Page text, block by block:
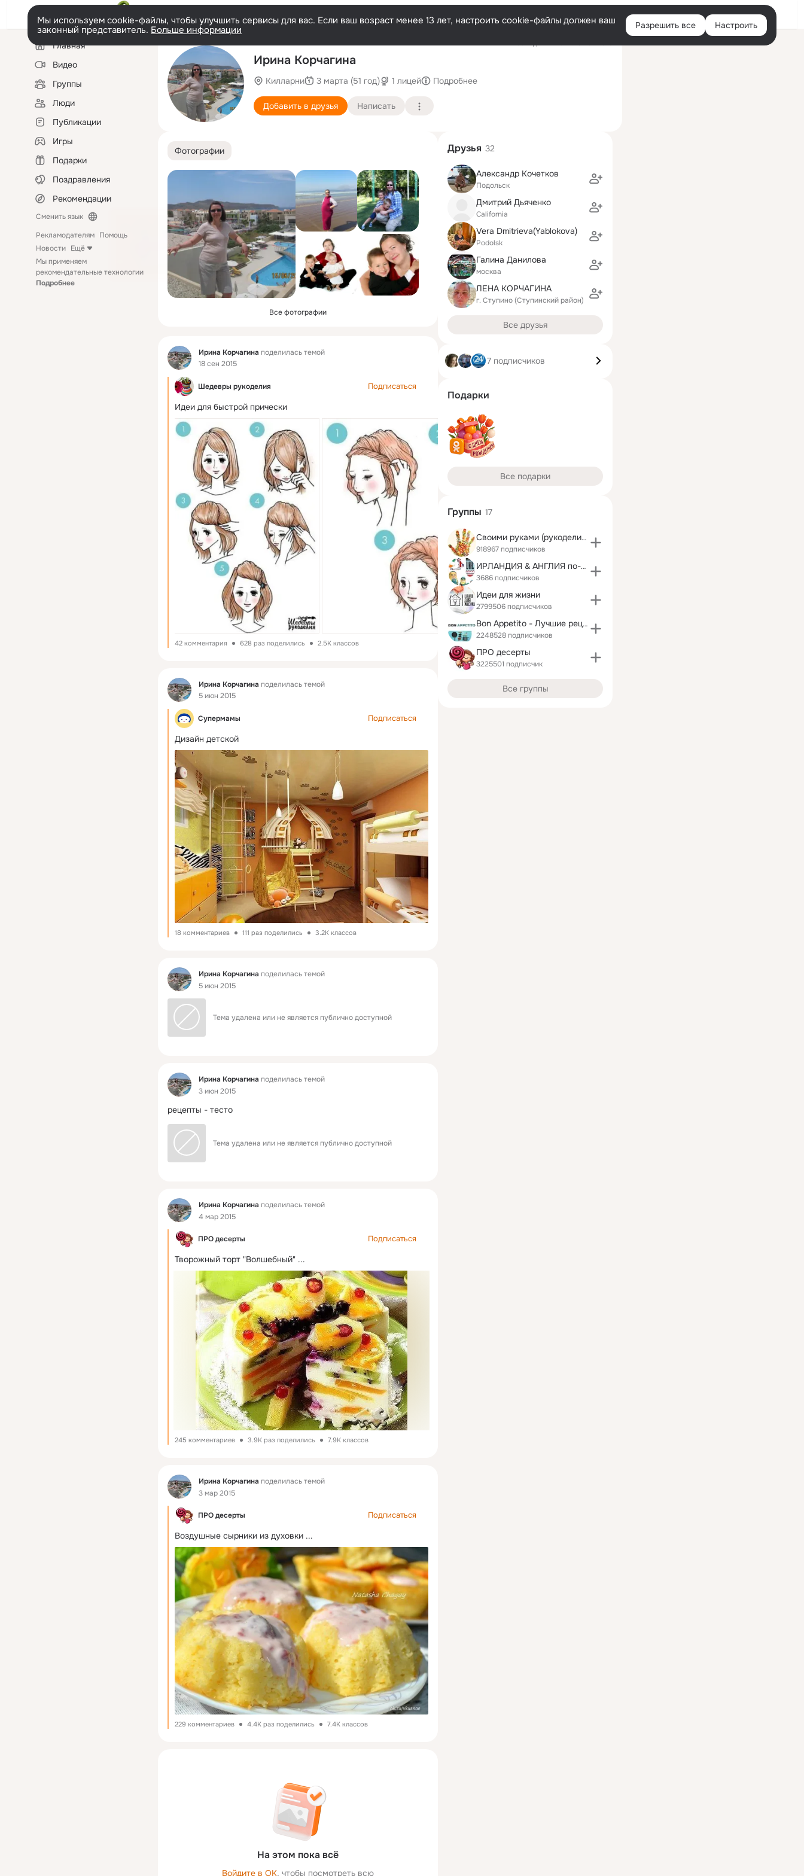
Войти
Мы используем cookie-файлы, чтобы улучшить сервисы для вас. Если ваш возраст менее 13 лет, настроить cookie-файлы должен ваш
законный представитель. Больше информации Разрешить все Настроить
Левая
колонкаГлавная
Видео
Группы
Люди
Публикации
Игры
Подарки
Поздравления
Рекомендации
Сменить язык
Рекламодателям Помощь
Новости Ещё
Мы применяем
рекомендательные технологии
Подробнее
Ирина Корчагина
Килларни 3 марта (51 год) 1 лицей Подробнее
Добавить в друзья Написать
Фотографии
Все фотографии
Фид Ирина Корчагина поделилась темой
18 сен 2015
Шедевры рукоделия Подписаться
Идеи для быстрой прически
42 комментария 628 раз поделились 2.5K классов
Фид Ирина Корчагина поделилась темой
5 июн 2015
Супермамы Подписаться
Дизайн детской
18 комментариев 111 раз поделились 3.2K классов
Фид Ирина Корчагина поделилась темой
5 июн 2015
Тема удалена или не является публично доступной
Фид Ирина Корчагина поделилась темой
3 июн 2015
рецепты - тесто
Тема удалена или не является публично доступной
Фид Ирина Корчагина поделилась темой
4 мар 2015
ПРО десерты Подписаться
Творожный торт "Волшебный" ...
245 комментариев 3.9K раз поделились 7.9K классов
Фид Ирина Корчагина поделилась темой
3 мар 2015
ПРО десерты Подписаться
Воздушные сырники из духовки ...
229 комментариев 4.4K раз поделились 7.4K классов
На этом пока всё
Войдите в ОК, чтобы посмотреть всю
Друзья 32
Александр Кочетков
Подольск
Дмитрий Дьяченко
California
Vera Dmitrieva(Yablokova)
Podolsk
Галина Данилова
москва
ЛЕНА КОРЧАГИНА
г. Ступино (Ступинский район)
Все друзья
7 подписчиков
Подарки
Все подарки
Группы 17
Своими руками (рукоделие, творчество, дизайн)
918967 подписчиков
ИРЛАНДИЯ & АНГЛИЯ по-русски
3686 подписчиков
Идеи для жизни
2799506 подписчиков
Bon Appetito - Лучшие рецепты
2248528 подписчиков
ПРО десерты
3225501 подписчик
Все группы